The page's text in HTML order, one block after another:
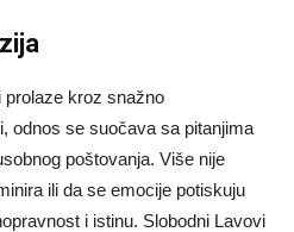
prolaze kroz snažno
odnos se suočava sa pitanjima
poštovanja. Više nije
ili da se emocije potiskuju
i istinu. Slobodni Lavovi